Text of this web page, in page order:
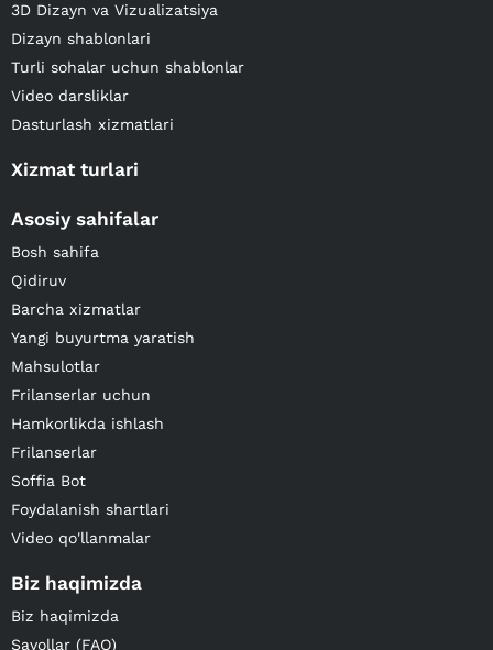
3D Dizayn va Vizualizatsiya
Dizayn shablonlari
Turli sohalar uchun shablonlar
Video darsliklar
Dasturlash xizmatlari
Xizmat turlari
Asosiy sahifalar
Bosh sahifa
Qidiruv
Barcha xizmatlar
Yangi buyurtma yaratish
Mahsulotlar
Frilanserlar uchun
Hamkorlikda ishlash
Frilanserlar
Soffia Bot
Foydalanish shartlari
Video qo'llanmalar
Biz haqimizda
Biz haqimizda
Savollar (FAQ)